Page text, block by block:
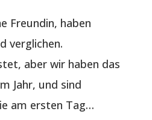
Freundin, haben
verglichen.
aber wir haben das
Jahr, und sind
am ersten Tag…